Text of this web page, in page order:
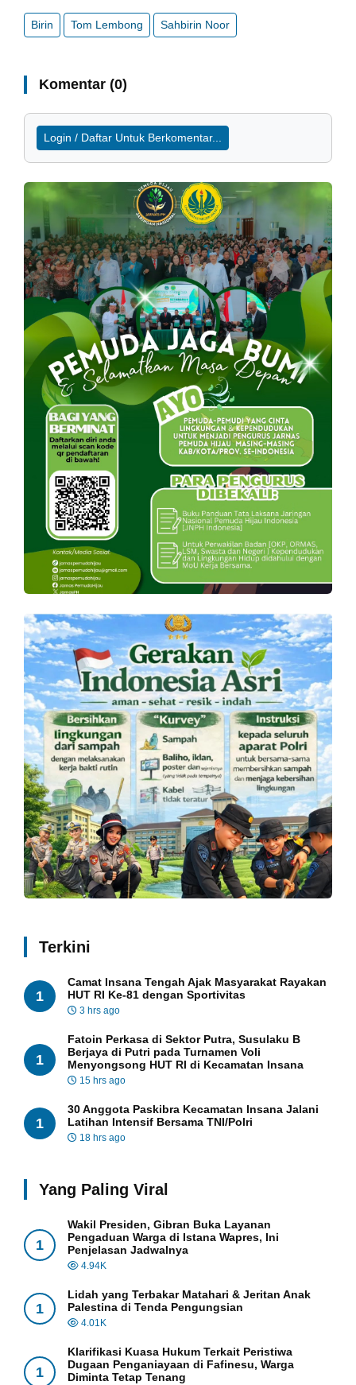
Birin Tom Lembong Sahbirin Noor
Komentar (0)
Login / Daftar Untuk Berkomentar...
Terkini
1
Camat Insana Tengah Ajak Masyarakat Rayakan
HUT RI Ke-81 dengan Sportivitas
3 hrs ago
1
Fatoin Perkasa di Sektor Putra, Susulaku B
Berjaya di Putri pada Turnamen Voli
Menyongsong HUT RI di Kecamatan Insana
15 hrs ago
1
30 Anggota Paskibra Kecamatan Insana Jalani
Latihan Intensif Bersama TNI/Polri
18 hrs ago
Yang Paling Viral
1
Wakil Presiden, Gibran Buka Layanan
Pengaduan Warga di Istana Wapres, Ini
Penjelasan Jadwalnya
4.94K
1
Lidah yang Terbakar Matahari & Jeritan Anak
Palestina di Tenda Pengungsian
4.01K
1
Klarifikasi Kuasa Hukum Terkait Peristiwa
Dugaan Penganiayaan di Fafinesu, Warga
Diminta Tetap Tenang